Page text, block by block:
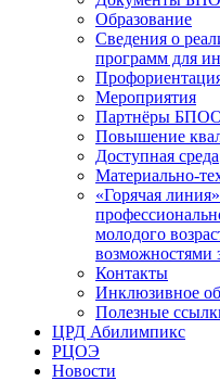
Образование
Сведения о
программ для
Мероприятия
Партнёры
Повышение
Доступная среда
Материально-
«Горячая
молодого
возможностями
Контакты
Инклюзивное
Полезные
ЦРД Абилимпикс
РЦОЭ
Новости